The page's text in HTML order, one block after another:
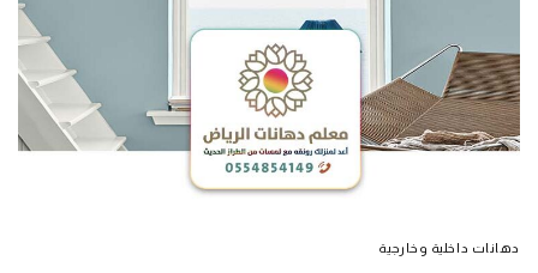
دهانات داخلية وخارجية